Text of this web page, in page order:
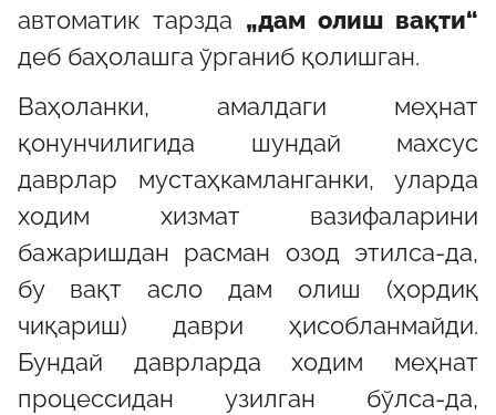
автоматик тарзда „дам олиш вақти“
деб баҳолашга ўрганиб қолишган.
Ваҳоланки, амалдаги меҳнат
қонунчилигида шундай махсус
даврлар мустаҳкамланганки, уларда
ходим хизмат вазифаларини
бажаришдан расман озод этилса-да,
бу вақт асло дам олиш (ҳордиқ
чиқариш) даври ҳисобланмайди.
Бундай даврларда ходим меҳнат
процессидан узилган бўлса-да,